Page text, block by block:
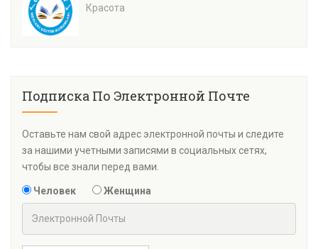
Красота
Подписка По Электронной Почте
Оставьте нам свой адрес электронной почты и следите
за нашими учетными записями в социальных сетях,
чтобы все знали перед вами.
Человек Женщина